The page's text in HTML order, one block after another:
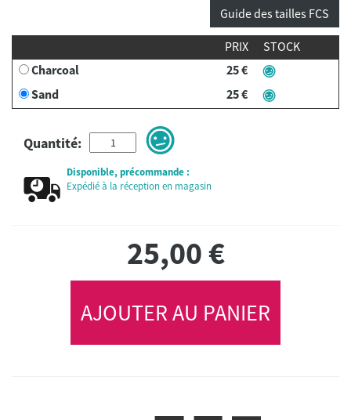
Guide des tailles FCS
PRIX
STOCK
Charcoal
25 €
Sand
25 €
Quantité:
Disponible, précommande :
Expédié à la réception en magasin
25,00€
AJOUTER AU PANIER